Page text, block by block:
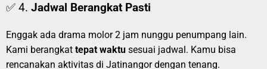
✅ 4. Jadwal Berangkat Pasti
Enggak ada drama molor 2 jam nunggu penumpang lain.
Kami berangkat tepat waktu sesuai jadwal. Kamu bisa
rencanakan aktivitas di Jatinangor dengan tenang.